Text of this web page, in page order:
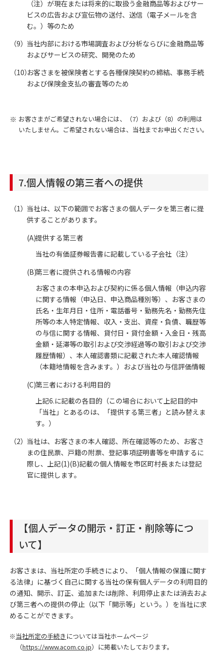
（注）が現在または将来的に取扱う金融商品等およびサー
ビスの広告および宣伝物の送付、送信（電子メールを含
む。）等のため
当社内部における市場調査および分析ならびに金融商品等
およびサービスの研究、開発のため
お客さまを被保険者とする各種保険契約の締結、事務手続
および保険金支払の審査等のため
※ お客さまがご希望されない場合には、（7）および（8）の利用は
いたしません。ご希望されない場合は、当社までお申出ください。
7.個人情報の第三者への提供
当社は、以下の範囲でお客さまの個人データを第三者に提
供することがあります。
(A)提供する第三者
当社の有価証券報告書に記載している子会社（注）
(B)第三者に提供される情報の内容
お客さまの本申込および契約に係る個人情報（申込内容
に関する情報（申込日、申込商品種別等）、お客さまの
氏名・生年月日・住所・電話番号・勤務先名・勤務先住
所等の本人特定情報、収入・支出、資産・負債、職歴等
の与信に関する情報、貸付日・貸付金額・入金日・残高
金額・延滞等の取引および交渉経過等の取引および交渉
履歴情報）、本人確認書類に記載された本人確認情報
（本籍地情報を含みます。）および当社の与信評価情報
(C)第三者における利用目的
上記6.に記載の各目的（この場合において上記目的中
「当社」とあるのは、「提供する第三者」と読み替えま
す。）
当社は、お客さまの本人確認、所在確認等のため、お客さ
まの住民票、戸籍の附票、登記事項証明書等を申請するに
際し、上記(1)(B)記載の個人情報を市区町村長または登記
官に提供します。
【個人データの開示・訂正・削除等につ
いて】
お客さまは、当社所定の手続きにより、「個人情報の保護に関す
る法律」に基づく自己に関する当社の保有個人データの利用目的
の通知、開示、訂正、追加または削除、利用停止または消去およ
び第三者への提供の停止（以下「開示等」という。）を当社に求
めることができます。
※当社所定の手続き については当社ホームページ
（https://www.acom.co.jp）に掲載いたしております。